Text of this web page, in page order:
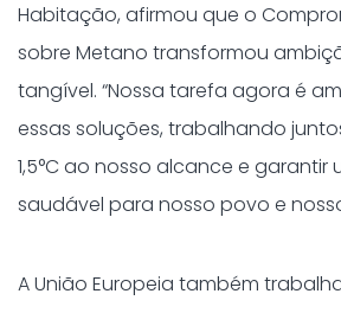
Habitação, afirmou que o
sobre Metano transformou
tangível. “Nossa tarefa agora é
essas soluções, trabalhando
1,5°C ao nosso alcance e garantir
saudável para nosso povo e
A União Europeia também